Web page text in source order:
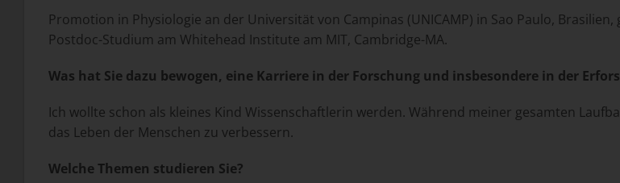
Promotion in Physiologie an der Universität von Campinas (UNICAMP) in Sao Paulo, Brasilien,
Postdoc-Studium am Whitehead Institute am MIT, Cambridge-MA.
Was hat Sie dazu bewogen, eine Karriere in der Forschung und insbesondere in der
Ich wollte schon als kleines Kind Wissenschaftlerin werden. Während meiner gesamten
das Leben der Menschen zu verbessern.
Welche Themen studieren Sie?